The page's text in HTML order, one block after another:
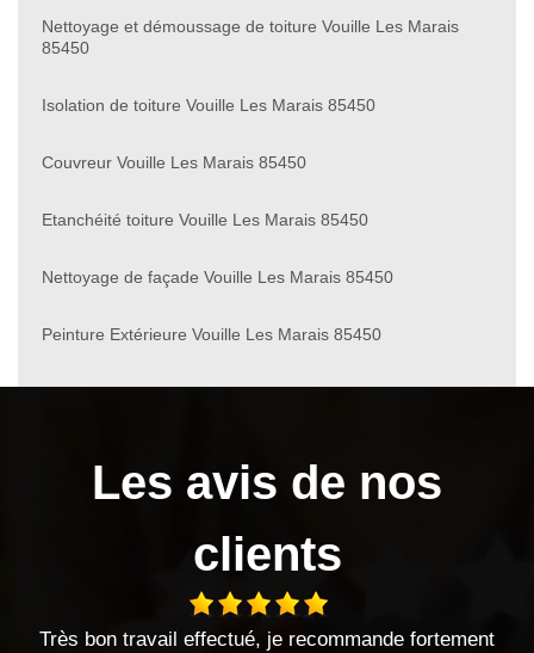
Nettoyage et démoussage de toiture Vouille Les Marais
85450
Isolation de toiture Vouille Les Marais 85450
Couvreur Vouille Les Marais 85450
Etanchéité toiture Vouille Les Marais 85450
Nettoyage de façade Vouille Les Marais 85450
Peinture Extérieure Vouille Les Marais 85450
Les avis de nos
clients
bon travail effectué, je recommande fortement